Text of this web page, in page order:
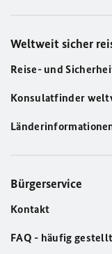
Weltweit sicher
Reise- und
Konsulatfinder
Bürgerservice
Kontakt
FAQ - häufig